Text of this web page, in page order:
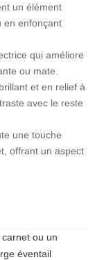
un élément
en enfonçant
qui améliore
ou mate.
et en relief à
avec le reste
une touche
offrant un aspect
ou un
éventail